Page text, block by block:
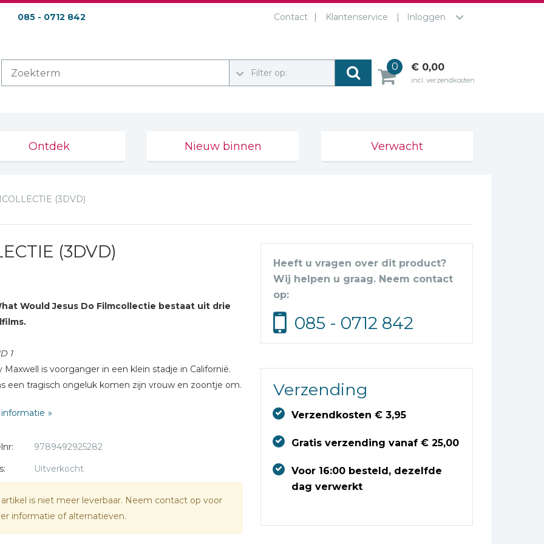
085 - 0712 842 Contact Klantenservice Inloggen
Filter op:
0 € 0,00
incl. verzendkosten
Ontdek Nieuw binnen Verwacht
(3DVD)
(3DVD)
Would Jesus Do Filmcollectie bestaat uit drie
1
Maxwell is voorganger in een klein stadje in Californië.
een tragisch ongeluk komen zijn vrouw en zoontje om.
politicus een casino bouwen op de plaats van de
2 - De Houtsnijder
kerk vernielt, wordt hij op heterdaad betrapt en
de schade eigenhandig te repareren. Het brengt
9789492925282
Uitverkocht
is niet meer leverbaar. Neem contact op voor
informatie of alternatieven.
Heeft u vragen over dit product?
Wij helpen u graag. Neem contact
op:
085 - 0712 842
Verzending
Verzendkosten € 3,95
Gratis verzending vanaf € 25,00
Voor 16:00 besteld, dezelfde
dag verwerkt